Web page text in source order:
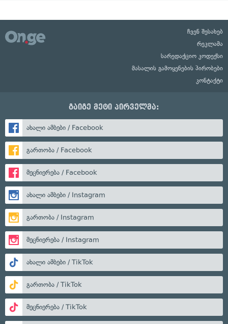
ჩვენ შესახებ
რეკლამა
სარედაქციო კოდექსი
მასალის გამოყენების პირობები
კონტაქტი
გაიგე მეტი პირველმა:
ახალი ამბები / Facebook
გართობა / Facebook
მეცნიერება / Facebook
ახალი ამბები / Instagram
გართობა / Instagram
მეცნიერება / Instagram
ახალი ამბები / TikTok
გართობა / TikTok
მეცნიერება / TikTok